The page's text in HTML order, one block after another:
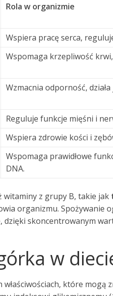
Rola w organizmie
Wspiera pracę serca,
Wspomaga krzepliwość
Wzmacnia odporność,
Reguluje funkcje mięśni i
Wspiera zdrowie kości i
Wspomaga prawidłowe
DNA.
z grupy B, takie jak
organizmu. Spożywanie
dzięki skoncentrowanym
w
które mogą